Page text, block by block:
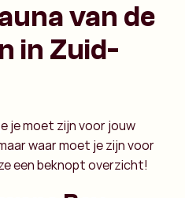
van de
in Zuid-
je moet zijn voor jouw
waar moet je zijn voor
een beknopt overzicht!